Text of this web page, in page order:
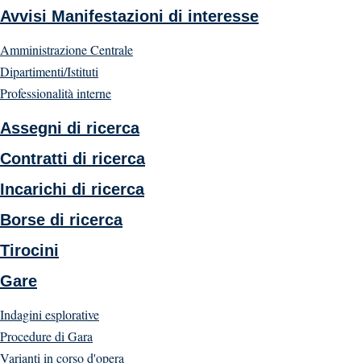
Avvisi Manifestazioni di interesse
Amministrazione Centrale
Dipartimenti/Istituti
Professionalità interne
Assegni di ricerca
Contratti di ricerca
Incarichi di ricerca
Borse di ricerca
Tirocini
Gare
Indagini esplorative
Procedure di Gara
Varianti in corso d'opera